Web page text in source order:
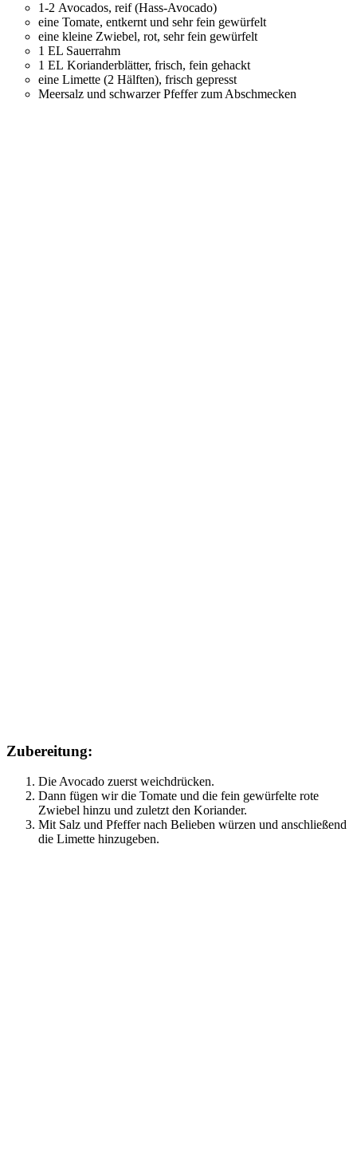
1-2 Avocados, reif (Hass-Avocado)
eine Tomate, entkernt und sehr fein gewürfelt
eine kleine Zwiebel, rot, sehr fein gewürfelt
1 EL Sauerrahm
1 EL Korianderblätter, frisch, fein gehackt
eine Limette (2 Hälften), frisch gepresst
Meersalz und schwarzer Pfeffer zum Abschmecken
Zubereitung:
Die Avocado zuerst weichdrücken.
Dann fügen wir die Tomate und die fein gewürfelte rote
Zwiebel hinzu und zuletzt den Koriander.
Mit Salz und Pfeffer nach Belieben würzen und anschließend
die Limette hinzugeben.